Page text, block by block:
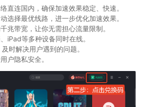
直连国内，确保加速效果稳定、快速。
选择最优线路，进一步优化加速效果。
兆带宽，让你无需担心流量限制。
iPad等多种设备同时在线。
时解决用户遇到的问题。
户隐私安全。